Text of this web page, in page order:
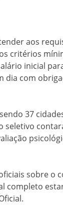
aos
critérios
inicial
dia com
37
seletivo
sobre o
completo